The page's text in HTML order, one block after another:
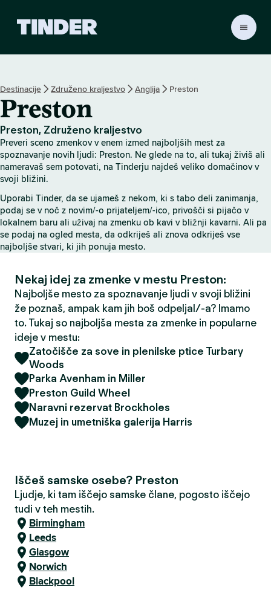
r
o
m
o
v
Destinacije Združeno kraljestvo Anglija Preston
Preston
Preston, Združeno kraljestvo
Preveri sceno zmenkov v enem izmed najboljših mest za
spoznavanje novih ljudi: Preston. Ne glede na to, ali tukaj živiš ali
nameravaš sem potovati, na Tinderju najdeš veliko domačinov v
svoji bližini.
Uporabi Tinder, da se ujameš z nekom, ki s tabo deli zanimanja,
podaj se v noč z novim/-o prijateljem/-ico, privošči si pijačo v
lokalnem baru ali uživaj na zmenku ob kavi v bližnji kavarni. Ali pa
se podaj na ogled mesta, da odkriješ ali znova odkriješ vse
najboljše stvari, ki jih ponuja mesto.
Nekaj idej za zmenke v mestu Preston:
Najboljše mesto za spoznavanje ljudi v svoji bližini
že poznaš, ampak kam jih boš odpeljal/-a? Imamo
to. Tukaj so najboljša mesta za zmenke in popularne
ideje v mestu:
Zatočišče za sove in plenilske ptice Turbary
Woods
Parka Avenham in Miller
Preston Guild Wheel
Naravni rezervat Brockholes
Muzej in umetniška galerija Harris
Iščeš samske osebe? Preston
Ljudje, ki tam iščejo samske člane, pogosto iščejo
tudi v teh mestih.
Birmingham
Leeds
Glasgow
Norwich
Blackpool